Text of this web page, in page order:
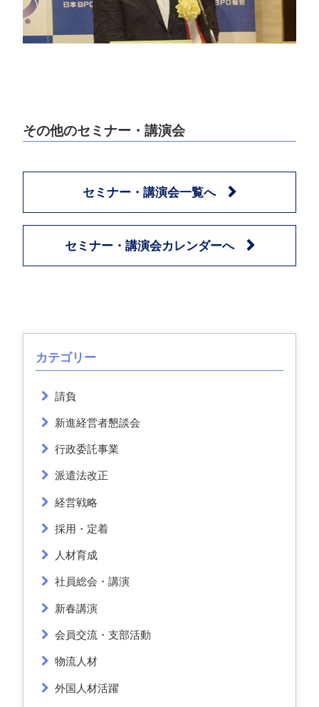
その他のセミナー・講演会
セミナー・講演会一覧へ
セミナー・講演会カレンダーへ
カテゴリー
請負
新進経営者懇談会
行政委託事業
派遣法改正
経営戦略
採用・定着
人材育成
社員総会・講演
新春講演
会員交流・支部活動
物流人材
外国人材活躍